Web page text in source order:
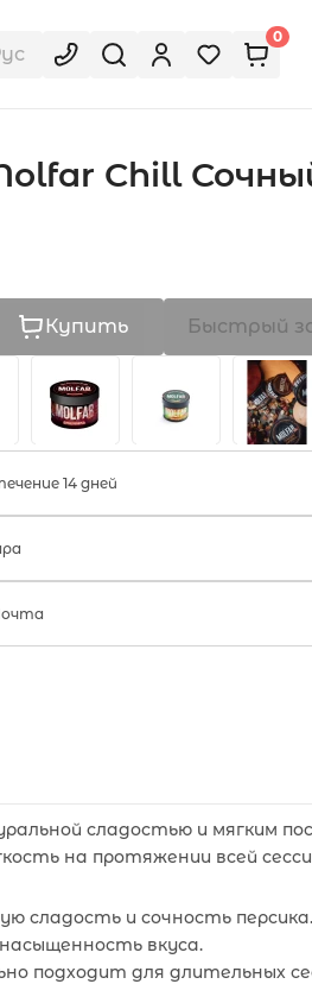
0
Chill
Купить Быстрый
14 дней
сладостью и мягким
на протяжении всей
сладость и сочность персика.
вкуса.
подходит для длительных